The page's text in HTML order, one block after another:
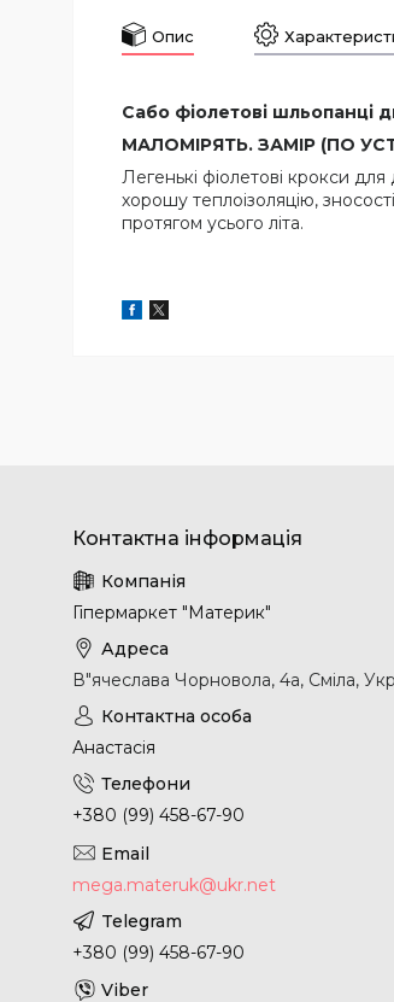
Опис
Сабо фіолетові шльопанці
МАЛОМІРЯТЬ. ЗАМІР (ПО
Легенькі фіолетові крокси
хорошу теплоізоляцію,
протягом усього літа.
Гіпермаркет "Материк"
В"ячеслава Чорновола, 4а, Сміла,
Анастасія
+380 (99) 458-67-90
mega.materuk@ukr.net
+380 (99) 458-67-90